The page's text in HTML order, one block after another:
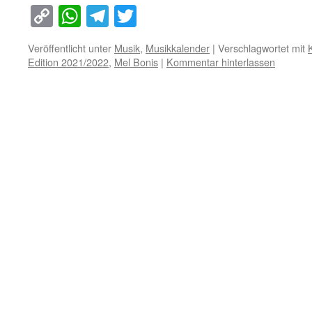
Copy
Link
WhatsApp
Telegram
Veröffentlicht unter Musik, Musikkalender | Verschlagwortet mit
Edition 2021/2022, Mel Bonis | Kommentar hinterlassen